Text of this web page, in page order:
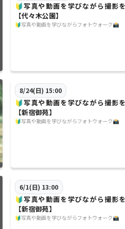
🔰写真や動画を学びながら撮影
【代々木公園】
🔰写真や動画を学びながらフォトウォーク📸
8/24(日) 15:00
🔰写真や動画を学びながら撮影
【新宿御苑】
🔰写真や動画を学びながらフォトウォーク📸
6/1(日) 13:00
🔰写真や動画を学びながら撮影
【新宿御苑】
🔰写真や動画を学びながらフォトウォーク📸